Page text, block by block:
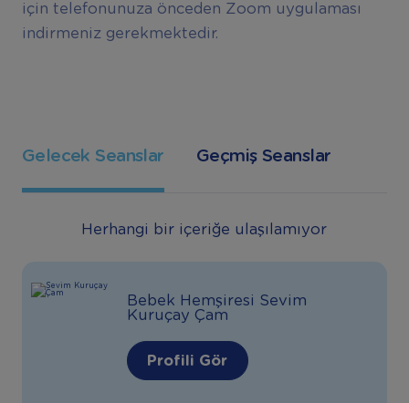
için telefonunuza önceden Zoom uygulaması
indirmeniz gerekmektedir.
Gelecek Seanslar Geçmiş Seanslar
Herhangi bir içeriğe ulaşılamıyor
Bebek Hemşiresi Sevim
Kuruçay Çam
Profili Gör